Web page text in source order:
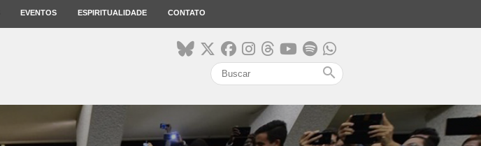
EVENTOS ESPIRITUALIDADE CONTATO
search